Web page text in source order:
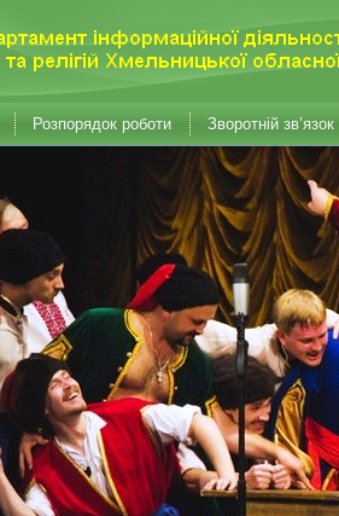
Розпорядок роботи Зворотній зв’язок